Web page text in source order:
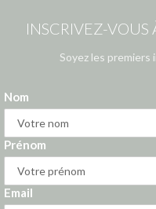
INSCRIVEZ-VOUS
Soyez les
Nom
Prénom
Email